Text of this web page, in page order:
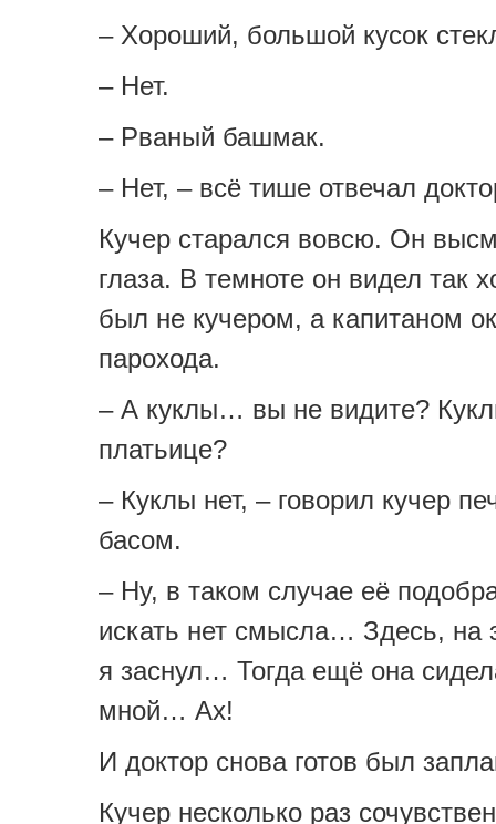
– Хороший, большой кусок
– Нет.
– Рваный башмак.
– Нет, – всё тише отвечал
Кучер старался вовсю. Он
глаза. В темноте он видел так
был не кучером, а капитаном
парохода.
– А куклы… вы не видите?
платьице?
– Куклы нет, – говорил кучер
басом.
– Ну, в таком случае её
искать нет смысла… Здесь, на
я заснул… Тогда ещё она
мной… Ах!
И доктор снова готов был
Кучер несколько раз